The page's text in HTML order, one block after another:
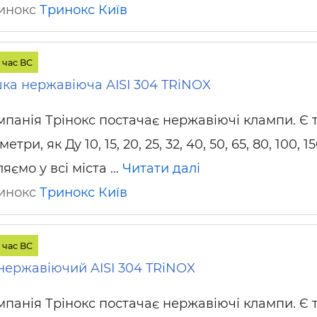
Тринокс Київ
ВС
нержавіюча AISI 304 TRiNOX
Трінокс постачає нержавіючі клампи. Є
як Ду 10, 15, 20, 25, 32, 40, 50, 65, 80, 100,
у всі міста … Читати далі
Тринокс Київ
ВС
AISI 304 TRiNOX
Трінокс постачає нержавіючі клампи. Є